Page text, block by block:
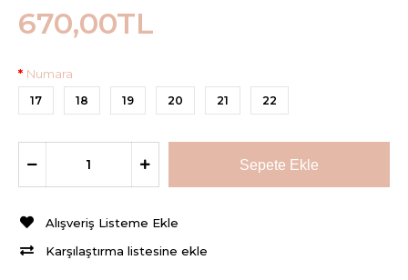
670,00TL
Numara
17 18 19 20 21 22
Alışveriş Listeme Ekle
Karşılaştırma listesine ekle